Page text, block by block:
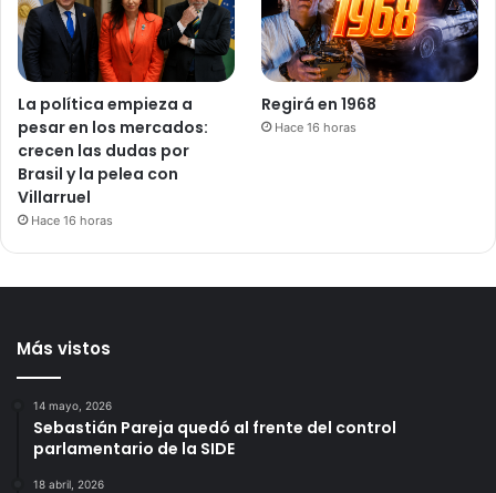
La política empieza a
pesar en los mercados:
crecen las dudas por
Brasil y la pelea con
Villarruel
Hace 16 horas
Regirá en 1968
Hace 16 horas
Más vistos
14 mayo, 2026
Sebastián Pareja quedó al frente del control
parlamentario de la SIDE
18 abril, 2026